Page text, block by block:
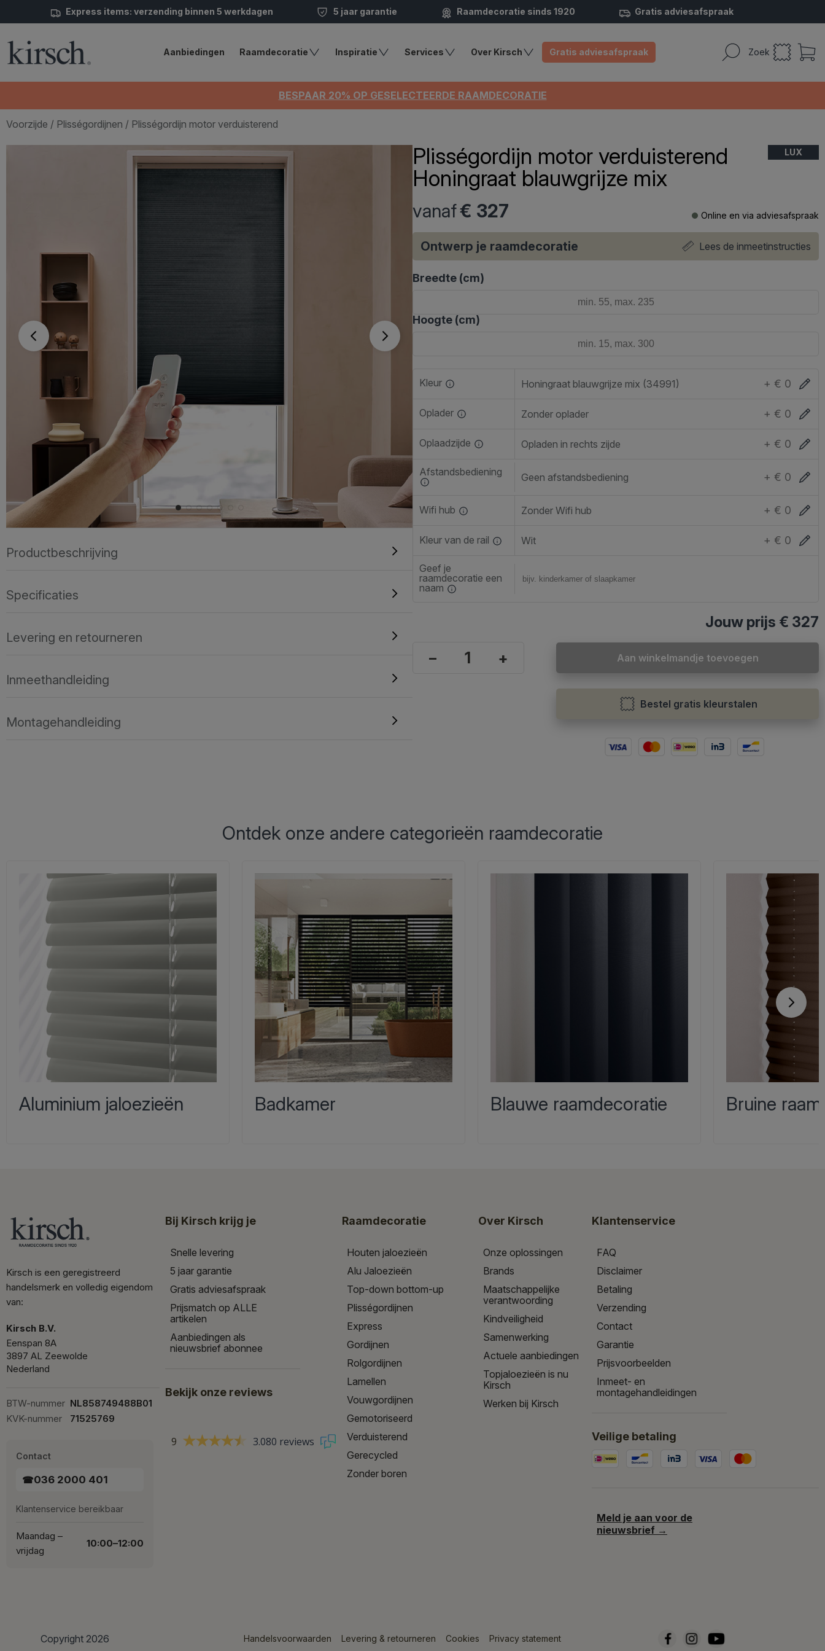
Express items: verzending binnen 5 werkdagen 5 jaar garantie Raamdecoratie sinds 1920 Gratis adviesafspraak
Zoek
Aanbiedingen Raamdecoratie Inspiratie Services Over Kirsch Gratis adviesafspraak
BESPAAR 20% OP GESELECTEERDE RAAMDECORATIE
Voorzijde / Plisségordijnen / Plisségordijn motor verduisterend
Productbeschrijving
Specificaties
Levering en retourneren
Inmeethandleiding
Montagehandleiding
Plisségordijn motor verduisterend
Honingraat blauwgrijze mix
LUX
vanaf€ 327 Online en via adviesafspraak
Ontwerp je raamdecoratie Lees de inmeetinstructies
Breedte (cm)
Hoogte (cm)
Kleur Honingraat blauwgrijze mix (34991) + € 0
Oplader Zonder oplader + € 0
Oplaadzijde Opladen in rechts zijde + € 0
Afstandsbediening Geen afstandsbediening + € 0
Wifi hub Zonder Wifi hub + € 0
Kleur van de rail Wit + € 0
Geef je
raamdecoratie een
naam
Jouw prijs € 327
– + Aan winkelmandje toevoegen
Bestel gratis kleurstalen
Ontdek onze andere categorieën raamdecoratie
Aluminium jaloezieën Badkamer Blauwe raamdecoratie Bruine
Kirsch is een geregistreerd
handelsmerk en volledig eigendom
van:
Kirsch B.V.
Eenspan 8A
3897 AL Zeewolde
Nederland
BTW-nummer NL858749488B01
KVK-nummer
71525769
Contact
☎036 2000 401
Klantenservice bereikbaar
Maandag –
vrijdag
10:00–12:00
Bij Kirsch krijg je
Snelle levering
5 jaar garantie
Gratis adviesafspraak
Prijsmatch op ALLE
artikelen
Aanbiedingen als
nieuwsbrief abonnee
Bekijk onze reviews
9 3.080 reviews
Raamdecoratie
Houten jaloezieën
Alu Jaloezieën
Top-down bottom-up
Plisségordijnen
Express
Gordijnen
Rolgordijnen
Lamellen
Vouwgordijnen
Gemotoriseerd
Verduisterend
Gerecycled
Zonder boren
Over Kirsch
Onze oplossingen
Brands
Maatschappelijke
verantwoording
Kindveiligheid
Samenwerking
Actuele aanbiedingen
Topjaloezieën is nu
Kirsch
Werken bij Kirsch
Klantenservice
FAQ
Disclaimer
Betaling
Verzending
Contact
Garantie
Prijsvoorbeelden
Inmeet- en
montagehandleidingen
Veilige betaling
Meld je aan voor de
nieuwsbrief →
Copyright 2026 Handelsvoorwaarden Levering & retourneren Cookies Privacy statement